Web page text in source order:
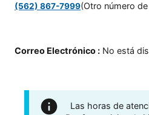
(562) 867-7999(Otro número
Correo Electrónico : No está
Las horas de